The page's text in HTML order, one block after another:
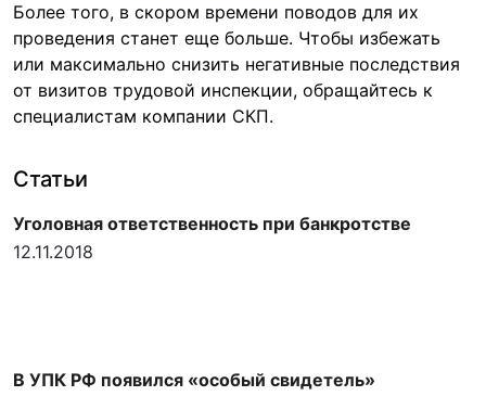
Более того, в скором времени поводов для их
проведения станет еще больше. Чтобы избежать
или максимально снизить негативные последствия
от визитов трудовой инспекции, обращайтесь к
специалистам компании СКП.
Статьи
Уголовная ответственность при банкротстве
12.11.2018
В УПК РФ появился «особый свидетель»